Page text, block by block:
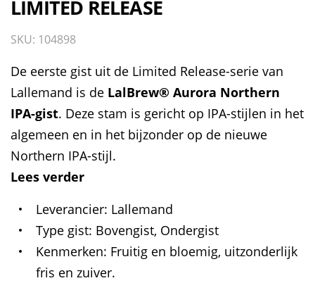
LIMITED RELEASE
SKU: 104898
De eerste gist uit de Limited Release-serie van
Lallemand is de LalBrew® Aurora Northern
IPA-gist. Deze stam is gericht op IPA-stijlen in het
algemeen en in het bijzonder op de nieuwe
Northern IPA-stijl.
Lees verder
Leverancier Lallemand
Type gist Bovengist, Ondergist
Kenmerken Fruitig en bloemig, uitzonderlijk
fris en zuiver.